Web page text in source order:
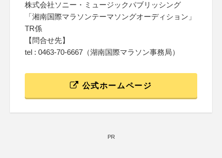
株式会社ソニー・ミュージックパブリッシング
「湘南国際マラソンテーマソングオーディション」
TR係
【問合せ先】
tel : 0463-70-6667（湖南国際マラソン事務局）
公式ホームページ
PR